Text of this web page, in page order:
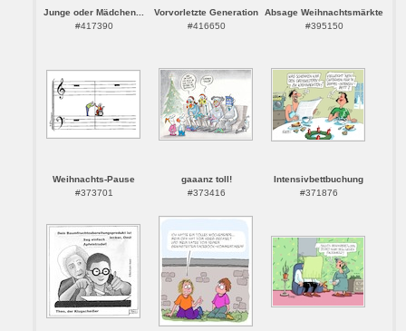
Junge oder Mädchen...
#417390
Vorvorletzte Generation
#416650
Absage Weihnachtsmärkte
#395150
Weihnachts-Pause
#373701
gaaanz toll!
#373416
Intensivbettbuchung
#371876